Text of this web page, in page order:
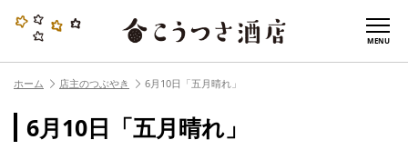
MENU
ホーム 店主のつぶやき 6月10日「五月晴れ」
6月10日「五月晴れ」